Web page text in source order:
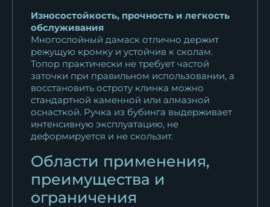
Износостойкость, прочность и легкость
обслуживания
Многослойный дамаск отлично держит
режущую кромку и устойчив к сколам.
Топор практически не требует частой
заточки при правильном использовании, а
восстановить остроту клинка можно
стандартной каменной или алмазной
оснасткой. Ручка из бубинга выдерживает
интенсивную эксплуатацию, не
деформируется и не скользит.
Области применения,
преимущества и
ограничения